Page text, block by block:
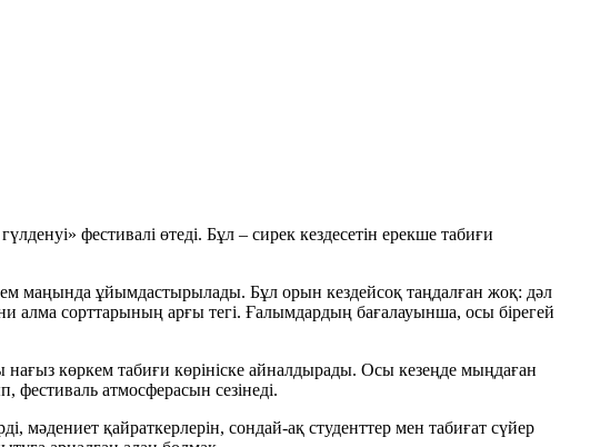
фестивалі өтеді. Бұл – сирек кездесетін ерекше табиғи
маңында ұйымдастырылады. Бұл орын кездейсоқ таңдалған жоқ: дәл
алма сорттарының арғы тегі. Ғалымдардың бағалауынша, осы бірегей
нағыз көркем табиғи көрініске айналдырады. Осы кезеңде мыңдаған
атмосферасын сезінеді.
мәдениет қайраткерлерін, сондай-ақ студенттер мен табиғат сүйер